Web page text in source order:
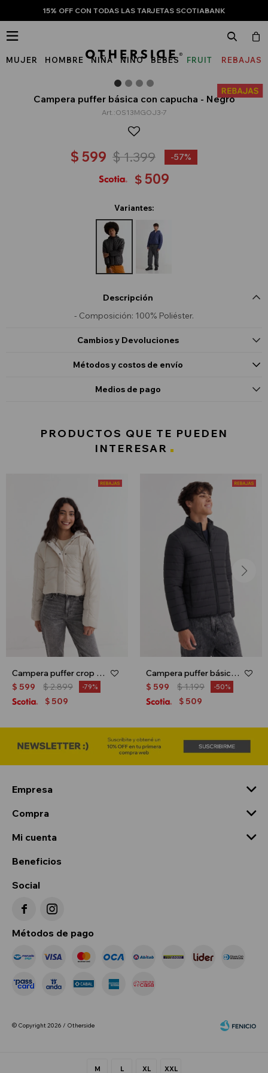
15% OFF CON TODAS LAS TARJETAS SCOTIABANK
MUJER HOMBRE NIÑA NIÑO BEBÉS
FRUIT
THE
REBAJAS

Campera puffer básica con capucha - Negro
OS13MGOJ3-7
$ 599 $1.399 57
$ 509
Variantes:
M L XL XXL
Descripción
- Composición: 100% Poliéster.
Cambios y Devoluciones
Métodos y costos de envío
Medios de pago
PRODUCTOS QUE TE PUEDEN
INTERESAR
Campera puffer crop - Beige
$ 599 $2.899 79
$ 509
Campera puffer básica - Negro
$ 599 $1.199 50
$ 509
Empresa
Compra
Mi cuenta
Beneficios
Social
 
Métodos de pago
© Copyright 2026 / Otherside